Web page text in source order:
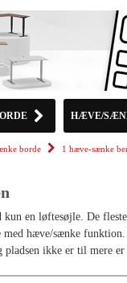
HÆVE/
borde 1 hæve-sænke
kun en løftesøjle. De
hæve/sænke
ikke er til mere